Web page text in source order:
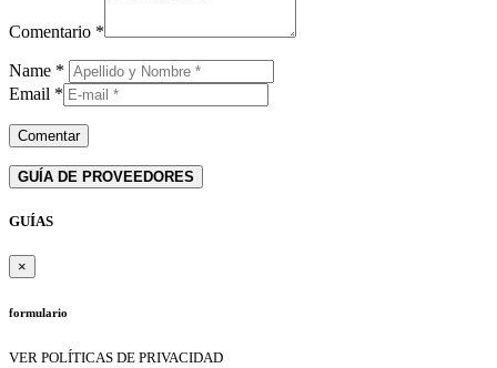
Comentario *
Name *
Email *
GUÍA DE PROVEEDORES
GUÍAS
×
formulario
VER POLÍTICAS DE PRIVACIDAD